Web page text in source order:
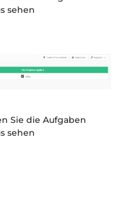
sehen
Sie die Aufgaben
sehen